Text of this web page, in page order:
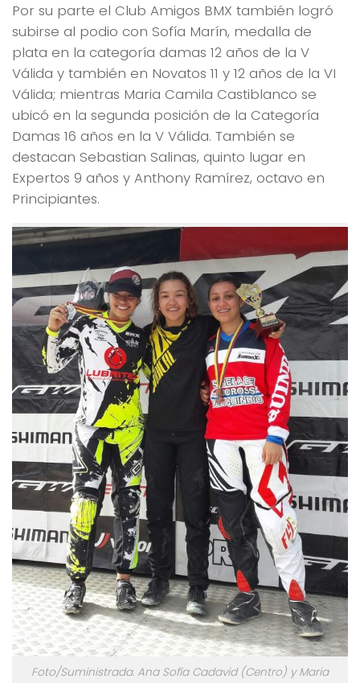
Por su parte el Club Amigos BMX también logró
subirse al podio con Sofía Marín, medalla de
plata en la categoría damas 12 años de la V
Válida y también en Novatos 11 y 12 años de la VI
Válida; mientras Maria Camila Castiblanco se
ubicó en la segunda posición de la Categoría
Damas 16 años en la V Válida. También se
destacan Sebastian Salinas, quinto lugar en
Expertos 9 años y Anthony Ramírez, octavo en
Principiantes.
Foto/Suministrada. Ana Sofía Cadavid (Centro) y Maria